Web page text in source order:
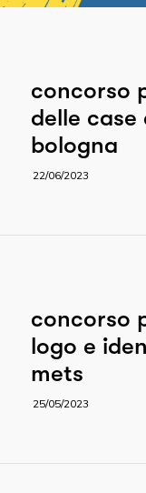
concorso
delle
bologna
22/06/2023
concorso
logo e
mets
25/05/2023